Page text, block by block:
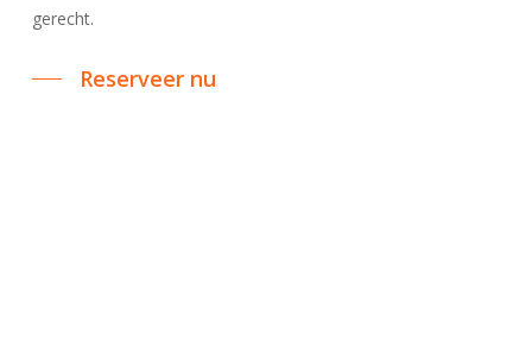
gerecht.
Reserveer nu